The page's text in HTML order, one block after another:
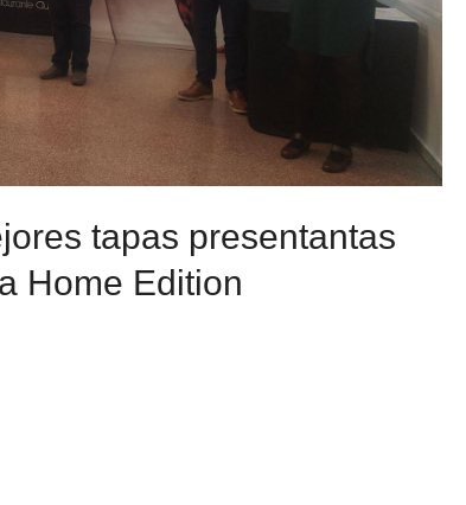
tapas presentantas
Home Edition